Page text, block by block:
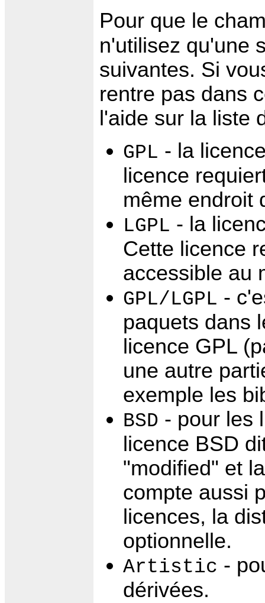
Pour que le
n'utilisez qu'une
suivantes. Si
rentre pas dans
l'aide sur la liste
GPL - la
licence
même endroit
LGPL - la
Cette licence
accessible au
GPL/LGPL -
paquets dans
licence GPL
une autre
exemple les
BSD - pour les
licence BSD
"modified" et
compte aussi
licences, la
optionnelle.
Artistic -
dérivées.